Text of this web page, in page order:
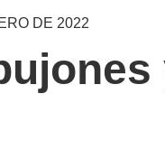
DE 2022